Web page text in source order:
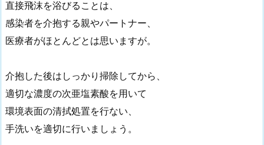
直接飛沫を浴びることは、
感染者を介抱する親やパートナー、
医療者がほとんどとは思いますが。
介抱した後はしっかり掃除してから、
適切な濃度の次亜塩素酸を用いて
環境表面の清拭処置を行ない、
手洗いを適切に行いましょう。